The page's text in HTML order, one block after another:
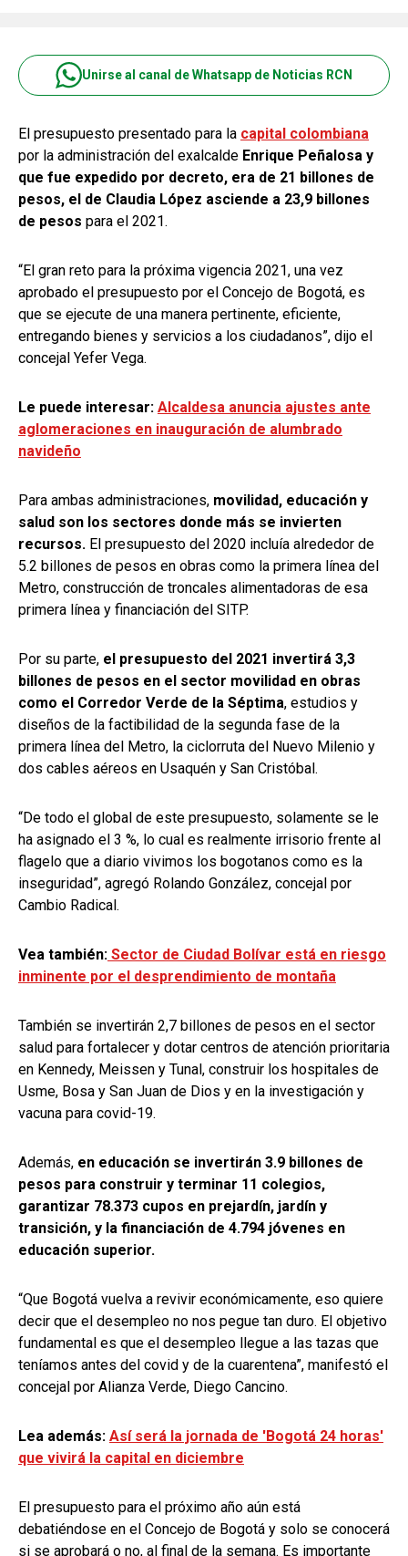
Unirse al canal de Whatsapp de Noticias RCN
El presupuesto presentado para la capital colombiana
por la administración del exalcalde Enrique Peñalosa y
que fue expedido por decreto, era de 21 billones de
pesos, el de Claudia López asciende a 23,9 billones
de pesos para el 2021.
“El gran reto para la próxima vigencia 2021, una vez
aprobado el presupuesto por el Concejo de Bogotá, es
que se ejecute de una manera pertinente, eficiente,
entregando bienes y servicios a los ciudadanos”, dijo el
concejal Yefer Vega.
Le puede interesar: Alcaldesa anuncia ajustes ante
aglomeraciones en inauguración de alumbrado
navideño
Para ambas administraciones, movilidad, educación y
salud son los sectores donde más se invierten
recursos. El presupuesto del 2020 incluía alrededor de
5.2 billones de pesos en obras como la primera línea del
Metro, construcción de troncales alimentadoras de esa
primera línea y financiación del SITP.
Por su parte, el presupuesto del 2021 invertirá 3,3
billones de pesos en el sector movilidad en obras
como el Corredor Verde de la Séptima, estudios y
diseños de la factibilidad de la segunda fase de la
primera línea del Metro, la ciclorruta del Nuevo Milenio y
dos cables aéreos en Usaquén y San Cristóbal.
“De todo el global de este presupuesto, solamente se le
ha asignado el 3 %, lo cual es realmente irrisorio frente al
flagelo que a diario vivimos los bogotanos como es la
inseguridad”, agregó Rolando González, concejal por
Cambio Radical.
Vea también: Sector de Ciudad Bolívar está en riesgo
inminente por el desprendimiento de montaña
También se invertirán 2,7 billones de pesos en el sector
salud para fortalecer y dotar centros de atención prioritaria
en Kennedy, Meissen y Tunal, construir los hospitales de
Usme, Bosa y San Juan de Dios y en la investigación y
vacuna para covid-19.
Además, en educación se invertirán 3.9 billones de
pesos para construir y terminar 11 colegios,
garantizar 78.373 cupos en prejardín, jardín y
transición, y la financiación de 4.794 jóvenes en
educación superior.
“Que Bogotá vuelva a revivir económicamente, eso quiere
decir que el desempleo no nos pegue tan duro. El objetivo
fundamental es que el desempleo llegue a las tazas que
teníamos antes del covid y de la cuarentena”, manifestó el
concejal por Alianza Verde, Diego Cancino.
Lea además: Así será la jornada de 'Bogotá 24 horas'
que vivirá la capital en diciembre
El presupuesto para el próximo año aún está
debatiéndose en el Concejo de Bogotá y solo se conocerá
si se aprobará o no, al final de la semana. Es importante